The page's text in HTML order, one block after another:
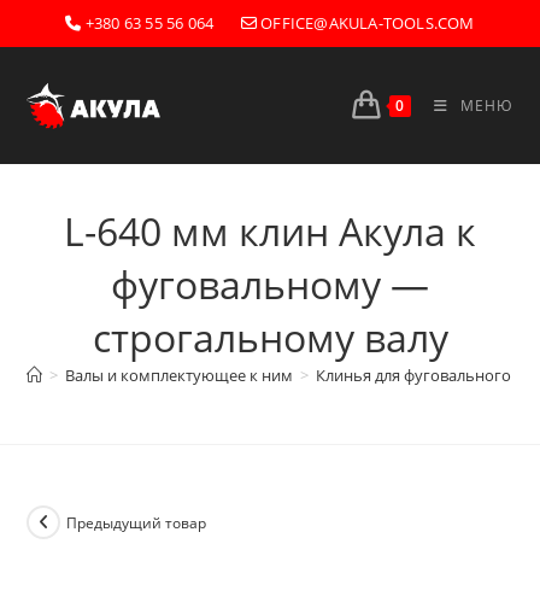
Перейти
к
+380 63 55 56 064 OFFICE@AKULA-TOOLS.COM
0 МЕНЮ
L-640 мм клин Акула к
фуговальному —
строгальному валу
> Валы и комплектующее к ним > Клинья для фуговального
Предыдущий товар